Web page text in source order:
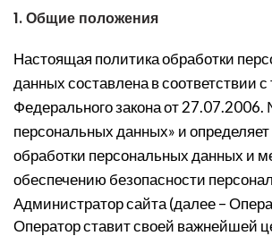
1. Общие положения
Настоящая политика обработки
данных составлена в соответствии
Федерального закона от
персональных данных» и определяет
обработки персональных данных и
обеспечению безопасности
Администратор сайта (далее –
Оператор ставит своей важнейшей